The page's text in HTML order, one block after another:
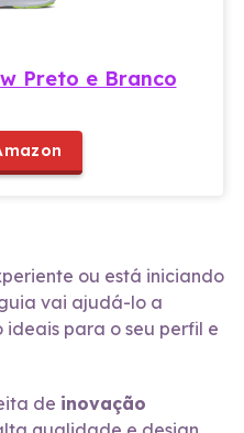
Preto e Branco
ou está iniciando
vai ajudá-lo a
ideais para o seu perfil e
de inovação